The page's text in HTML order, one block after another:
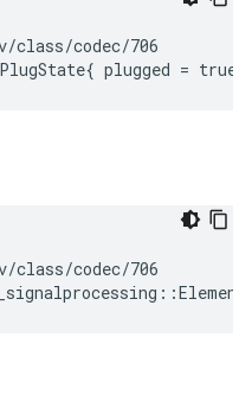
class/codec/706
class/codec/706